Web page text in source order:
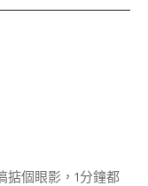
掂個眼影，1分鐘都